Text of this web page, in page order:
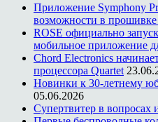
Приложение Symphony
возможности в прошивке
ROSE официально
мобильное приложение
Chord Electronics
процессора Quartet
Новинки к 30-летнему
05.06.2026
Супертвитер в вопросах